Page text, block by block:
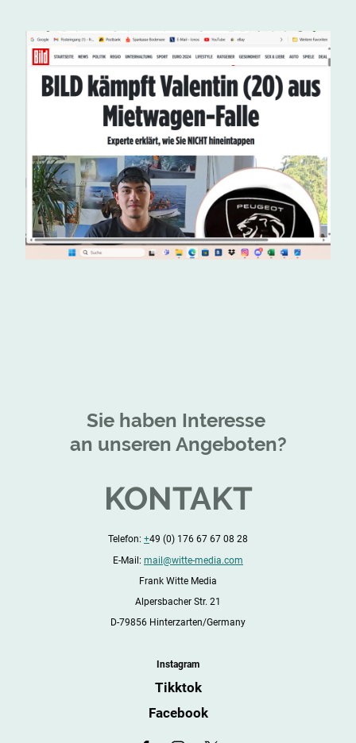
Sie haben Interesse
an unseren Angeboten?
KONTAKT
Telefon: +49 (0) 176 67 67 08 28
E-Mail: mail@witte-media.com
Frank Witte Media
Alpersbacher Str. 21
D-79856 Hinterzarten/Germany
Instagram
Tikktok
Facebook